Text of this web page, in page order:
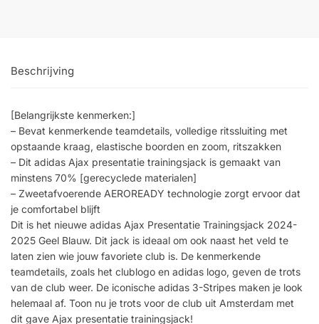
Beschrijving
[Belangrijkste kenmerken:]
– Bevat kenmerkende teamdetails, volledige ritssluiting met
opstaande kraag, elastische boorden en zoom, ritszakken
– Dit adidas Ajax presentatie trainingsjack is gemaakt van
minstens 70% [gerecyclede materialen]
– Zweetafvoerende AEROREADY technologie zorgt ervoor dat
je comfortabel blijft
Dit is het nieuwe adidas Ajax Presentatie Trainingsjack 2024-
2025 Geel Blauw. Dit jack is ideaal om ook naast het veld te
laten zien wie jouw favoriete club is. De kenmerkende
teamdetails, zoals het clublogo en adidas logo, geven de trots
van de club weer. De iconische adidas 3-Stripes maken je look
helemaal af. Toon nu je trots voor de club uit Amsterdam met
dit gave Ajax presentatie trainingsjack!